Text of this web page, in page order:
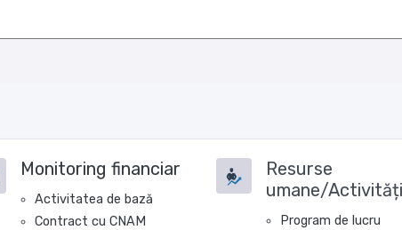
Monitoring financiar
Activitatea de bază
Contract cu CNAM
Resurse
umane/Activități
Program de lucru